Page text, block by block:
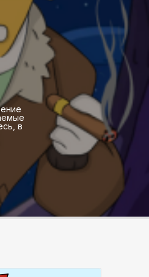
в